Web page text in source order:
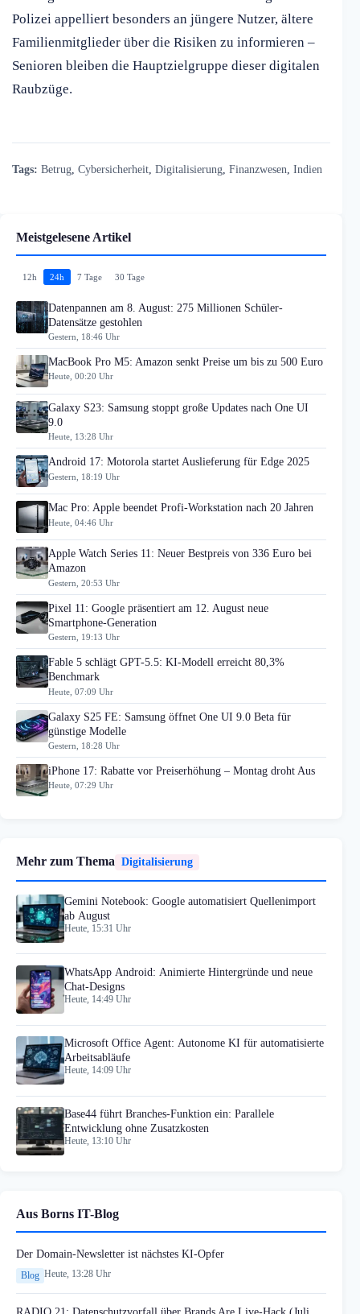
Polizei appelliert besonders an jüngere Nutzer, ältere
Familienmitglieder über die Risiken zu informieren –
Senioren bleiben die Hauptzielgruppe dieser digitalen
Raubzüge.
Tags: Betrug Cybersicherheit Digitalisierung Finanzwesen Indien
Meistgelesene Artikel
12h 24h 7 Tage 30 Tage
Datenpannen am 8. August: 275 Millionen Schüler-
Datensätze gestohlen
Gestern, 18:46 Uhr
MacBook Pro M5: Amazon senkt Preise um bis zu 500 Euro
Heute, 00:20 Uhr
Galaxy S23: Samsung stoppt große Updates nach One UI
9.0
Heute, 13:28 Uhr
Android 17: Motorola startet Auslieferung für Edge 2025
Gestern, 18:19 Uhr
Mac Pro: Apple beendet Profi-Workstation nach 20 Jahren
Heute, 04:46 Uhr
Apple Watch Series 11: Neuer Bestpreis von 336 Euro bei
Amazon
Gestern, 20:53 Uhr
Pixel 11: Google präsentiert am 12. August neue
Smartphone-Generation
Gestern, 19:13 Uhr
Fable 5 schlägt GPT-5.5: KI-Modell erreicht 80,3%
Benchmark
Heute, 07:09 Uhr
Galaxy S25 FE: Samsung öffnet One UI 9.0 Beta für
günstige Modelle
Gestern, 18:28 Uhr
iPhone 17: Rabatte vor Preiserhöhung – Montag droht Aus
Heute, 07:29 Uhr
Mehr zum Thema Digitalisierung
Gemini Notebook: Google automatisiert Quellenimport
ab August
Heute, 15:31 Uhr
WhatsApp Android: Animierte Hintergründe und neue
Chat-Designs
Heute, 14:49 Uhr
Microsoft Office Agent: Autonome KI für automatisierte
Arbeitsabläufe
Heute, 14:09 Uhr
Base44 führt Branches-Funktion ein: Parallele
Entwicklung ohne Zusatzkosten
Heute, 13:10 Uhr
Aus Borns IT-Blog
Der Domain-Newsletter ist nächstes KI-Opfer
Blog Heute, 13:28 Uhr